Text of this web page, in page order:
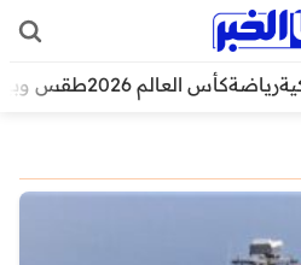
رياضةكأس العالم 2026 طقس